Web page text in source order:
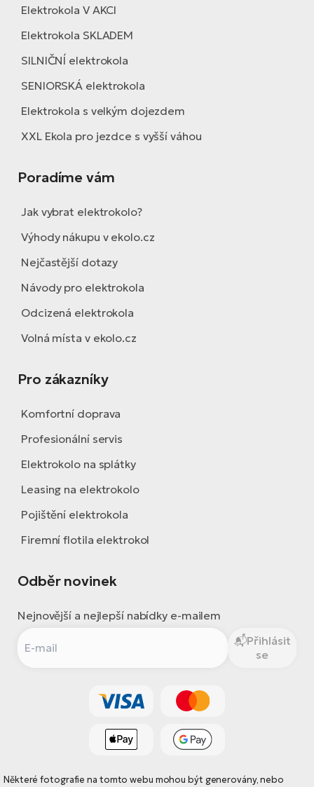
Elektrokola V AKCI
Elektrokola SKLADEM
SILNIČNÍ elektrokola
SENIORSKÁ elektrokola
Elektrokola s velkým dojezdem
XXL Ekola pro jezdce s vyšší váhou
Poradíme vám
Jak vybrat elektrokolo?
Výhody nákupu v ekolo.cz
Nejčastější dotazy
Návody pro elektrokola
Odcizená elektrokola
Volná místa v ekolo.cz
Pro zákazníky
Komfortní doprava
Profesionální servis
Elektrokolo na splátky
Leasing na elektrokolo
Pojištění elektrokola
Firemní flotila elektrokol
Odběr novinek
Nejnovější a nejlepší nabídky e-mailem
Přihlásit
se
Některé fotografie na tomto webu mohou být generovány, nebo